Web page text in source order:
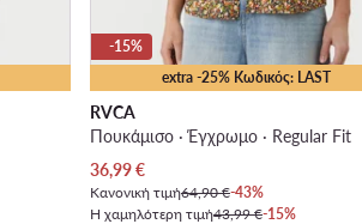
extra -25% Κωδικός: LAST
-15%
RVCA
Πουκάμισο · Έγχρωμο · Regular Fit
Τρέχουσα τιμή
36,99€
Κανονική τιμή64,90 €-43%
Η χαμηλότερη τιμή43,99 €-15%